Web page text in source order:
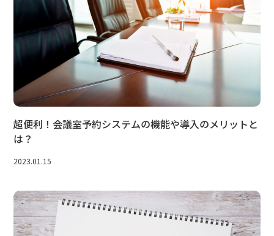
超便利！会議室予約システムの機能や導入のメリットと
は？
2023.01.15